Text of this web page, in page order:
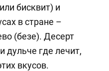
бисквит) и
в стране –
(безе). Десерт
дульче где лечит,
вкусов.